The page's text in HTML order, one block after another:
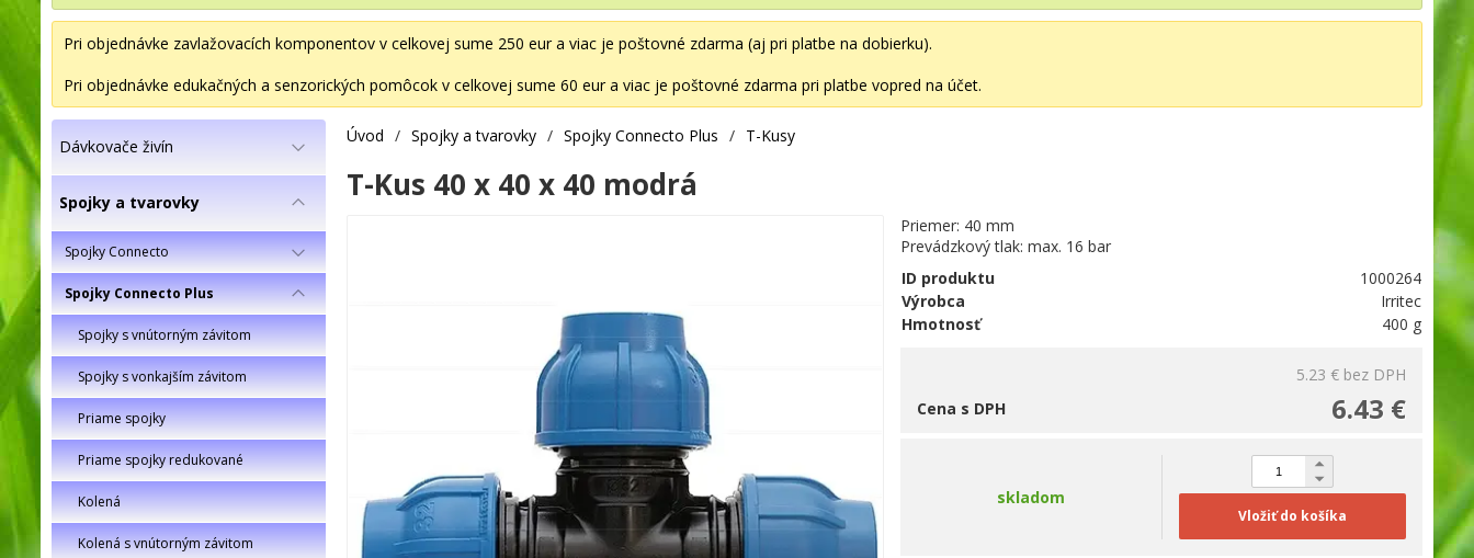
Pri objednávke zavlažovacích komponentov v celkovej sume 250 eur a viac je poštovné zdarma (aj pri platbe na dobierku).
Pri objednávke edukačných a senzorických pomôcok v celkovej sume 60 eur a viac je poštovné zdarma pri platbe vopred na účet.
Dávkovače živín
Spojky a tvarovky
Spojky Connecto
Spojky Connecto Plus
Spojky s vnútorným závitom
Spojky s vonkajším závitom
Priame spojky
Priame spojky redukované
Kolená
Kolená s vnútorným závitom
Úvod / Spojky a tvarovky / Spojky Connecto Plus / T-Kusy
T-Kus 40 x 40 x 40 modrá
Priemer: 40 mm
Prevádzkový tlak: max. 16 bar
ID produktu
1000264
Výrobca
Irritec
Hmotnosť
400 g
5.23 € bez DPH
6.43 €
Cena s DPH
skladom
Vložiť do košíka